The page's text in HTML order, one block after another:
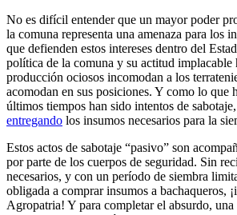
No es difícil entender que un mayor poder
la comuna representa una amenaza para los
que defienden estos intereses dentro del
política de la comuna y su actitud implacable
producción ociosos incomodan a los
acomodan en sus posiciones. Y como lo que
últimos tiempos han sido intentos de
entregando los insumos necesarios para la
Estos actos de sabotaje “pasivo” son
por parte de los cuerpos de seguridad. Sin
necesarios, y con un período de siembra
obligada a comprar insumos a bachaqueros,
Agropatria! Y para completar el absurdo,